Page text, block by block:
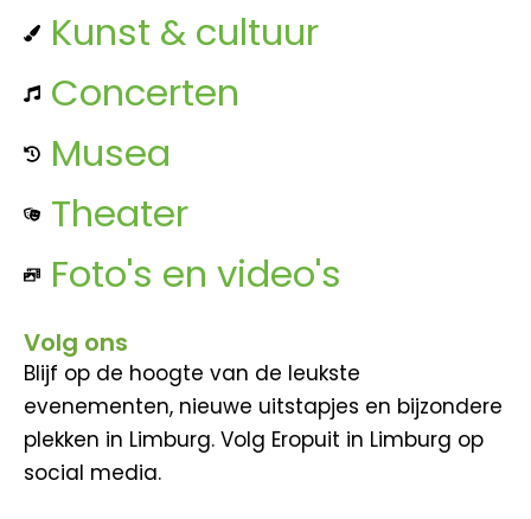
Kunst & cultuur
Concerten
Musea
Theater
Foto's en video's
Volg ons
Blijf op de hoogte van de leukste
evenementen, nieuwe uitstapjes en bijzondere
plekken in Limburg. Volg Eropuit in Limburg op
social media.